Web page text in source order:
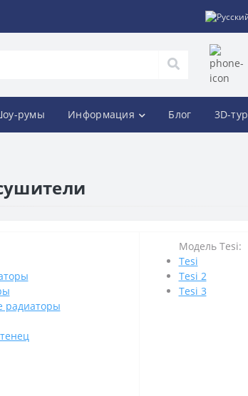
румы Информация Блог 3D-тур
радиаторы
Модель Tesi:
Tesi
Tesi 2
Tesi 3